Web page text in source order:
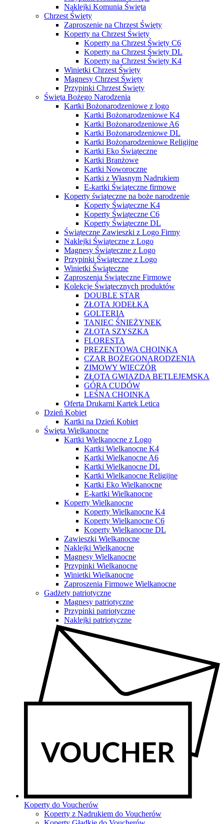
Naklejki Komunia Święta
Chrzest Święty
Zaproszenie na Chrzest Święty
Koperty na Chrzest Święty
Koperty na Chrzest Święty C6
Koperty na Chrzest Święty DL
Koperty na Chrzest Święty K4
Winietki Chrzest Święty
Magnesy Chrzest Święty
Przypinki Chrzest Święty
Święta Bożego Narodzenia
Kartki Bożonarodzeniowe z logo
Kartki Bożonarodzeniowe K4
Kartki Bożonarodzeniowe A6
Kartki Bożonarodzeniowe DL
Kartki Bożonarodzeniowe Religijne
Kartki Eko Świąteczne
Kartki Branżowe
Kartki Noworoczne
Kartki z Własnym Nadrukiem
E-kartki Świąteczne firmowe
Koperty świąteczne na boże narodzenie
Koperty Świąteczne K4
Koperty Świąteczne C6
Koperty Świąteczne DL
Świąteczne Zawieszki z Logo Firmy
Naklejki Świąteczne z Logo
Magnesy Świąteczne z Logo
Przypinki Świąteczne z Logo
Winietki Świąteczne
Zaproszenia Świąteczne Firmowe
Kolekcje Świątecznych produktów
DOUBLE STAR
ZŁOTA JODEŁKA
GOLTERIA
TANIEC ŚNIEŻYNEK
ZŁOTA SZYSZKA
FLORESTA
PREZENTOWA CHOINKA
CZAR BOŻEGONARODZENIA
ZIMOWY WIECZÓR
ZŁOTA GWIAZDA BETLEJEMSKA
GÓRA CUDÓW
LEŚNA CHOINKA
Oferta Drukarni Kartek Letica
Dzień Kobiet
Kartki na Dzień Kobiet
Święta Wielkanocne
Kartki Wielkanocne z Logo
Kartki Wielkanocne K4
Kartki Wielkanocne A6
Kartki Wielkanocne DL
Kartki Wielkanocne Religijne
Kartki Eko Wielkanocne
E-kartki Wielkanocne
Koperty Wielkanocne
Koperty Wielkanocne K4
Koperty Wielkanocne C6
Koperty Wielkanocne DL
Zawieszki Wielkanocne
Naklejki Wielkanocne
Magnesy Wielkanocne
Przypinki Wielkanocne
Winietki Wielkanocne
Zaproszenia Firmowe Wielkanocne
Gadżety patriotyczne
Magnesy patriotyczne
Przypinki patriotyczne
Naklejki patriotyczne
Koperty do Voucherów
Koperty z Nadrukiem do Voucherów